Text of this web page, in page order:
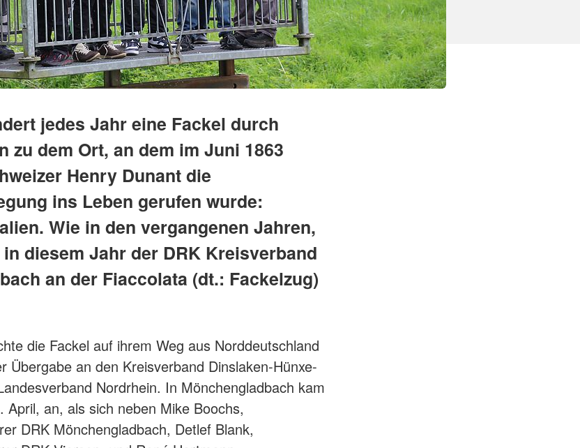
jedes Jahr eine Fackel durch
zu dem Ort, an dem im Juni 1863
Henry Dunant die
ins Leben gerufen wurde:
Wie in den vergangenen Jahren,
diesem Jahr der DRK Kreisverband
an der Fiaccolata (dt.: Fackelzug)
die Fackel auf ihrem Weg aus Norddeutschland
Übergabe an den Kreisverband Dinslaken-Hünxe-
Nordrhein. In Mönchengladbach kam
April, an, als sich neben Mike Boochs,
DRK Mönchengladbach, Detlef Blank,